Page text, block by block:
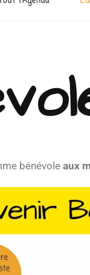
bénévole aux